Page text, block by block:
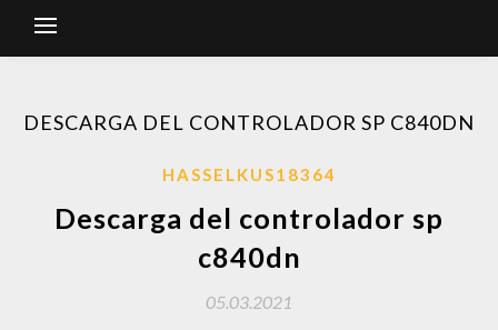
DESCARGA DEL CONTROLADOR SP C840DN
HASSELKUS18364
Descarga del controlador sp
c840dn
05.03.2021